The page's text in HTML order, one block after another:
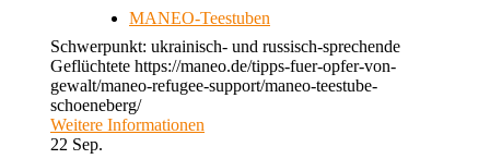
MANEO-Teestuben
Schwerpunkt: ukrainisch- und russisch-sprechende
Geflüchtete https://maneo.de/tipps-fuer-opfer-von-
gewalt/maneo-refugee-support/maneo-teestube-
schoeneberg/
Weitere Informationen
22 Sep.